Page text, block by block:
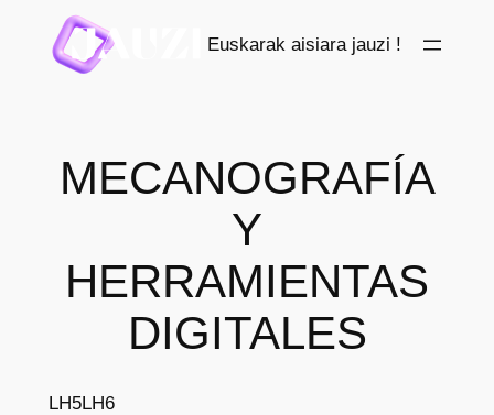
contenido
Euskarak aisiara jauzi !
MECANOGRAFÍA
Y
HERRAMIENTAS
DIGITALES
LH5LH6